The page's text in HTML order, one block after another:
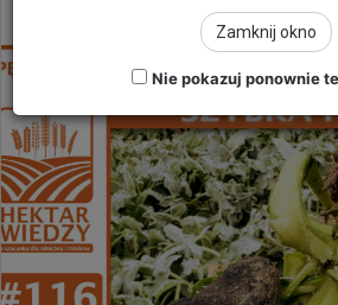
an
Zamknij okno
Nie pokazuj ponownie